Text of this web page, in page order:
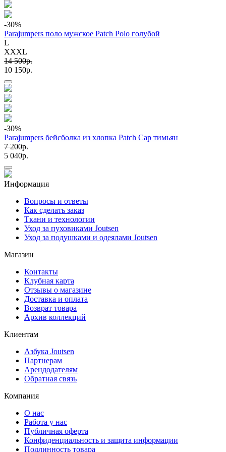
-30%
Parajumpers поло мужское Patch Polo голубой
L
XXXL
14 500p.
10 150p.
-30%
Parajumpers бейсболка из хлопка Patch Cap тимьян
7 200p.
5 040p.
Информация
Вопросы и ответы
Как сделать заказ
Ткани и технологии
Уход за пуховиками Joutsen
Уход за подушками и одеялами Joutsen
Магазин
Контакты
Клубная карта
Отзывы о магазине
Доставка и оплата
Возврат товара
Архив коллекций
Клиентам
Азбука Joutsen
Партнерам
Арендодателям
Обратная связь
Компания
О нас
Работа у нас
Публичная оферта
Конфиденциальность и защита информации
Подлинность товара